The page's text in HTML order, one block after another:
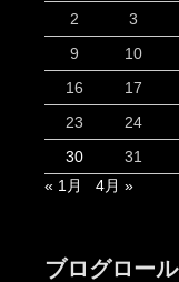
2
3
9
10
16
17
23
24
30
31
« 1月
4月 »
ブログロール